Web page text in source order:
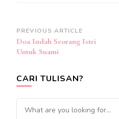
Post
Navigation
PREVIOUS ARTICLE
Doa Indah Seorang Istri
Untuk Suami
CARI TULISAN?
Looking